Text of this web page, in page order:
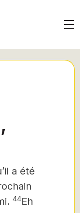
a été
44Eh